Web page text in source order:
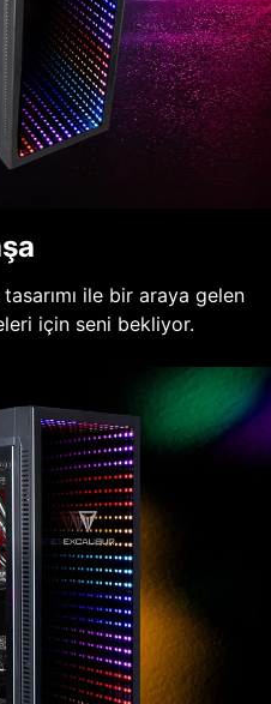
tasarımı ile bir araya gelen
için seni bekliyor.